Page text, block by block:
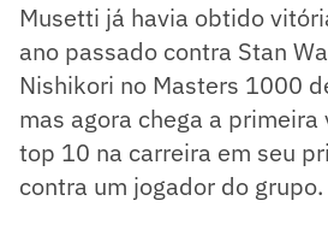
Musetti já havia obtido
ano passado contra Stan
Nishikori no Masters 1000
mas agora chega a
top 10 na carreira em seu
contra um jogador do grupo.